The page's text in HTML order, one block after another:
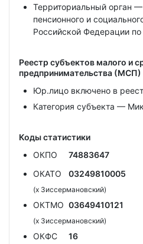
Территориальный орган
пенсионного и
Российской Федерации
Реестр субъектов малого и
предпринимательства (МСП)
Юр.лицо включено в
Категория субъекта —
Коды статистики
ОКПО
74883647
ОКАТО
03249810005
(х Зиссермановский)
ОКТМО 03649410121
(х Зиссермановский)
ОКФС 16